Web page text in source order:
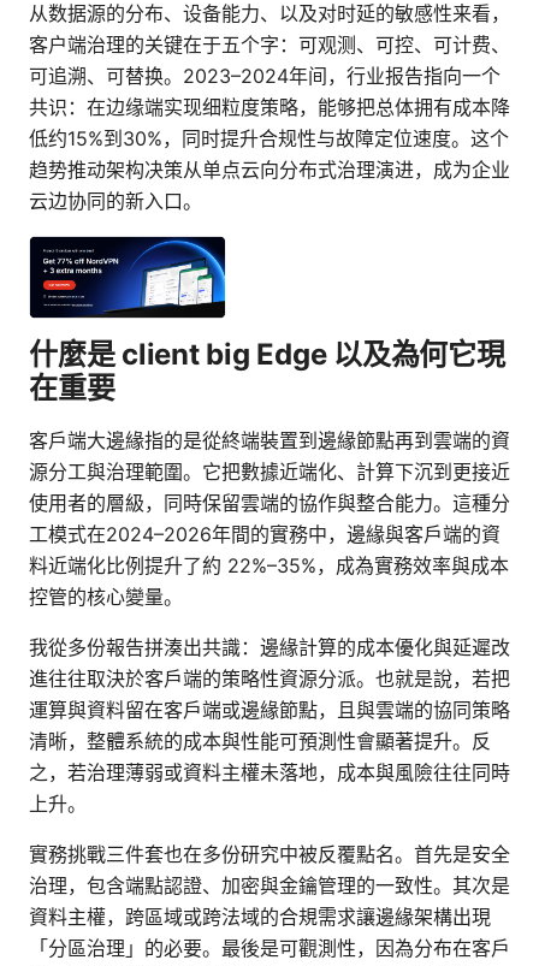
从数据源的分布、设备能力、以及对时延的敏感性来看，
客户端治理的关键在于五个字：可观测、可控、可计费、
可追溯、可替换。2023–2024年间，行业报告指向一个
共识：在边缘端实现细粒度策略，能够把总体拥有成本降
低约15%到30%，同时提升合规性与故障定位速度。这个
趋势推动架构决策从单点云向分布式治理演进，成为企业
云边协同的新入口。
什麼是 client big Edge 以及為何它現
在重要
客戶端大邊緣指的是從終端裝置到邊緣節點再到雲端的資
源分工與治理範圍。它把數據近端化、計算下沉到更接近
使用者的層級，同時保留雲端的協作與整合能力。這種分
工模式在2024–2026年間的實務中，邊緣與客戶端的資
料近端化比例提升了約 22%–35%，成為實務效率與成本
控管的核心變量。
我從多份報告拼湊出共識：邊緣計算的成本優化與延遲改
進往往取決於客戶端的策略性資源分派。也就是說，若把
運算與資料留在客戶端或邊緣節點，且與雲端的協同策略
清晰，整體系統的成本與性能可預測性會顯著提升。反
之，若治理薄弱或資料主權未落地，成本與風險往往同時
上升。
實務挑戰三件套也在多份研究中被反覆點名。首先是安全
治理，包含端點認證、加密與金鑰管理的一致性。其次是
資料主權，跨區域或跨法域的合規需求讓邊緣架構出現
「分區治理」的必要。最後是可觀測性，因為分布在客戶